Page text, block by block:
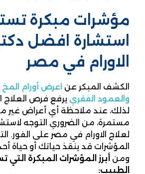
مؤشرات مبكرة
استشارة افضل
الاورام في مصر
الكشف المبكر عن اعرض أورام
والعمود الفقري يرفع فرص العلاج
لذلك، عند ملاحظة أي أعراض غير
مستمرة، من الضروري التوجه
لعلاج الاورام في مصر على الفور.
المؤشرات قد ينقذ حياتك أو حياة
ومن أبرز المؤشرات المبكرة التي
الطبيب: